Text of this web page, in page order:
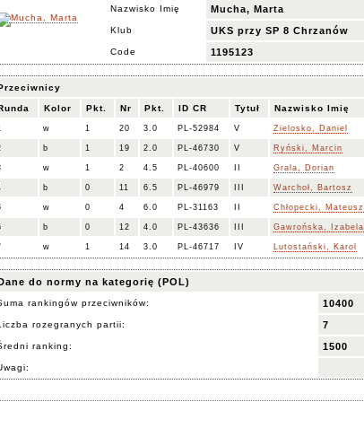
Nazwisko Imię Mucha, Marta
Klub UKS przy SP 8 Chrzanów
Code 1195123
Kolor Pkt. Nr Pkt. ID CR Tytuł Nazwisko Imię
w 1 20 3.0 PL-52984 V Zielosko, Daniel
b 1 19 2.0 PL-46730 V Ryński, Marcin
w 1 2 4.5 PL-40600 Grala, Dorian
b 0 11 6.5 PL-46979 Warchoł, Bartosz
w 0 4 6.0 PL-31163 Chłopecki, Mateusz
b 0 12 4.0 PL-43636 Gawrońska, Izabela
w 1 14 3.0 PL-46717 IV Lutostański, Karol
do normy na kategorię (POL)
rankingów przeciwników: 10400
rozegranych partii: 7
ranking: 1500